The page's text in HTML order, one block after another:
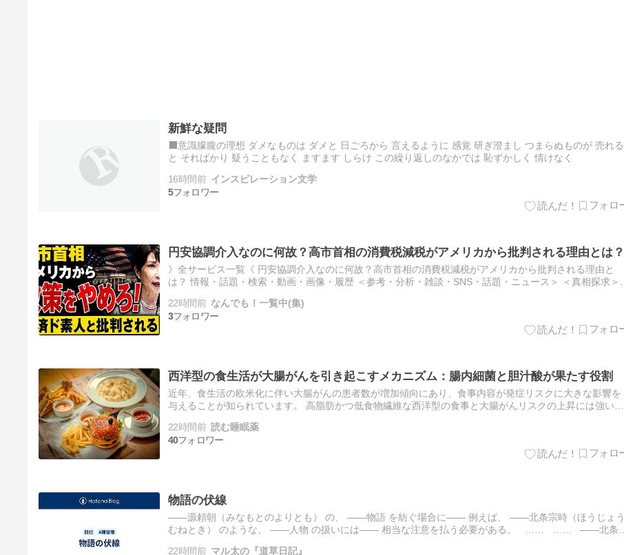
新鮮な疑問
⬛️意識朦朧の理想 ダメなものは ダメと 日ごろから 言えるように 感覚 研ぎ澄まし つまらぬものが 売れる
と そればかり 疑うこともなく ますます しらけ この繰り返しのなかでは 恥ずかしく 情けなく
16時間前 インスピレーション文学
5
円安協調介入なのに何故？高市首相の消費税減税がアメリカから批判される理由とは？
》全サービス一覧《 円安協調介入なのに何故？高市首相の消費税減税がアメリカから批判される理由と
は？ 情報・話題・検索・動画・画像・履歴 ＜参考・分析・雑談・SNS・話題・ニュース＞ ＜真相探求＞
22時間前 なんでも！一覧中(集)
3
西洋型の食生活が大腸がんを引き起こすメカニズム：腸内細菌と胆汁酸が果たす役割
近年、食生活の欧米化に伴い大腸がんの患者数が増加傾向にあり、食事内容が発症リスクに大きな影響を
与えることが知られています。 高脂肪かつ低食物繊維な西洋型の食事と大腸がんリスクの上昇には強い関
22時間前 読む睡眠薬
40
物語の伏線
――源頼朝（みなもとのよりとも） の、 ――物語 を紡ぐ場合に―― 例えば、 ――北条宗時（ほうじょう
むねとき） のような、 ――人物 の扱いには―― 相当な注意を払う必要がある。 …… …… ――北条宗
22時間前 マル太の『道草日記』